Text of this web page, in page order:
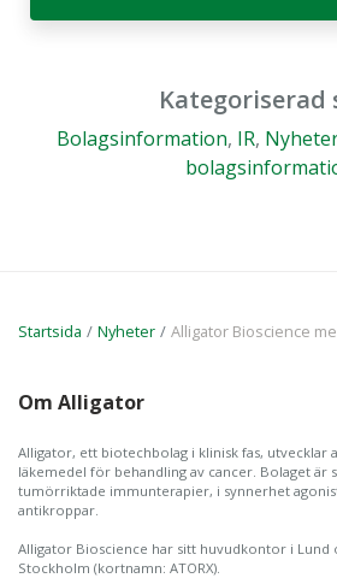
Kategoriserad
Bolagsinformation, IR,
Startsida Nyheter Alligator Bioscience meddelar starten på ett sponsrat forskningsavtal med University of Pennsylvania under ledning av Dr. Gregory Beatty
Om Alligator
Alligator, ett biotechbolag i klinisk fas, utvecklar
läkemedel för behandling av cancer. Bolaget är
tumörriktade immunterapier, i synnerhet
antikroppar.
Alligator Bioscience har sitt huvudkontor i Lund
Stockholm (kortnamn: ATORX).